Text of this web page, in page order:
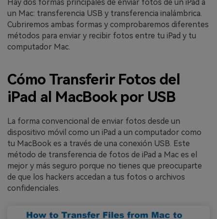
Hay dos formas principales de enviar fotos de un iPad a
un Mac: transferencia USB y transferencia inalámbrica.
Cubriremos ambas formas y comprobaremos diferentes
métodos para enviar y recibir fotos entre tu iPad y tu
computador Mac.
Cómo Transferir Fotos del
iPad al MacBook por USB
La forma convencional de enviar fotos desde un
dispositivo móvil como un iPad a un computador como
tu MacBook es a través de una conexión USB. Este
método de transferencia de fotos de iPad a Mac es el
mejor y más seguro porque no tienes que preocuparte
de que los hackers accedan a tus fotos o archivos
confidenciales.